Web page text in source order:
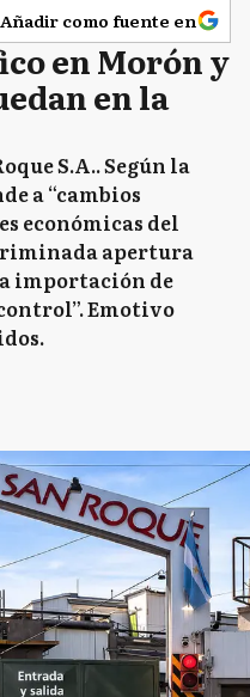
Añadir como fuente en
en Morón y
en la
S.A.. Según la
a “cambios
económicas del
apertura
importación de
Emotivo